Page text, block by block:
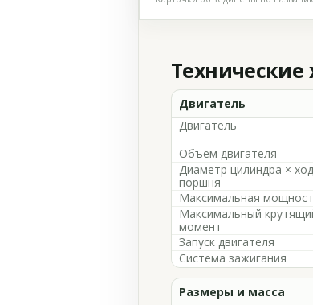
Технические
Двигатель
Двигатель
Объём двигателя
Диаметр цилиндра × ход
поршня
Максимальная
Максимальный
момент
Запуск двигателя
Система зажигания
Размеры и масса